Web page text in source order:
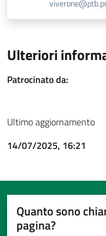
Ulteriori
Patrocinato da:
Ultimo aggiornamento
14/07/2025, 16:21
Quanto sono
pagina?